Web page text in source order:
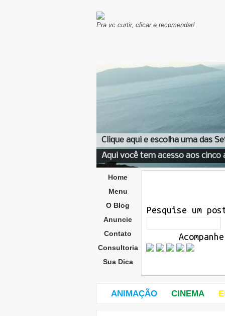
Pra vc curtir, clicar e recomendar!
Clique aqui e escolha uma das
Aqui você tem acesso aos
Home
Menu
O Blog
Anuncie
Contato
Consultoria
Sua Dica
Pesquise um
Acompanhe
ANIMAÇÃO CINEMA